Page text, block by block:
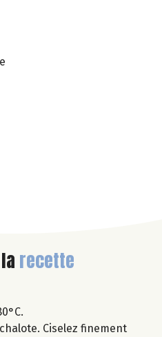
recette
Ciselez finement